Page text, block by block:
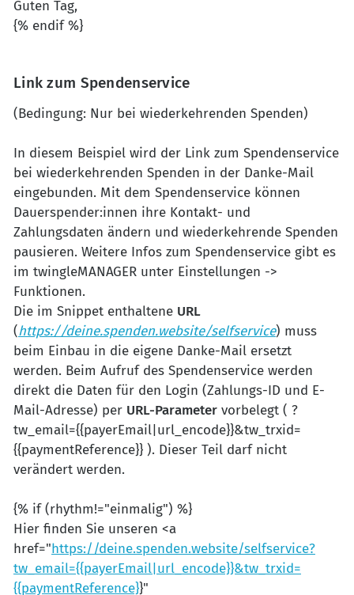
Guten Tag,
{% endif %}
Link zum Spendenservice
(Bedingung: Nur bei wiederkehrenden Spenden)
In diesem Beispiel wird der Link zum Spendenservice
bei wiederkehrenden Spenden in der Danke-Mail
eingebunden. Mit dem Spendenservice können
Dauerspender:innen ihre Kontakt- und
Zahlungsdaten ändern und wiederkehrende Spenden
pausieren. Weitere Infos zum Spendenservice gibt es
im twingleMANAGER unter Einstellungen ->
Funktionen.
Die im Snippet enthaltene URL
(https://deine.spenden.website/selfservice) muss
beim Einbau in die eigene Danke-Mail ersetzt
werden. Beim Aufruf des Spendenservice werden
direkt die Daten für den Login (Zahlungs-ID und E-
Mail-Adresse) per URL-Parameter vorbelegt ( ?
tw_email={{payerEmail|url_encode}}&tw_trxid=
{{paymentReference}} ). Dieser Teil darf nicht
verändert werden.
{% if (rhythm!="einmalig") %}
Hier finden Sie unseren <a
href="https://deine.spenden.website/selfservice?
tw_email={{payerEmail|url_encode}}&tw_trxid=
{{paymentReference}}"